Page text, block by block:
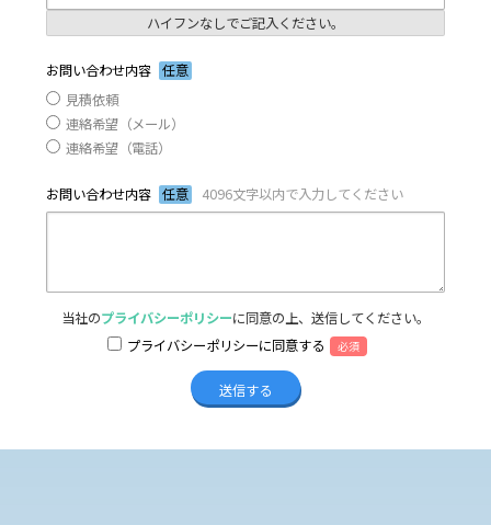
ハイフンなしでご記入ください。
お問い合わせ内容 任意
見積依頼
連絡希望（メール）
連絡希望（電話）
お問い合わせ内容 任意 4096文字以内で入力してください
当社のプライバシーポリシーに同意の上、送信してください。
プライバシーポリシーに同意する
必須